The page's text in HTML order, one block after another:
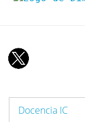
Docencia IC